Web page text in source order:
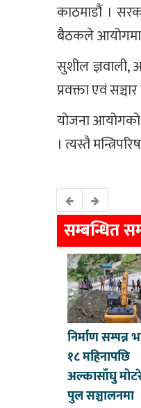
काठमाडौं ।
बैठकले आयोगमा
सुशील ज्ञवाली,
प्रवक्ता एवं
योजना आयोगको
। त्यस्तै
सम्बन्धित
निर्माण सम्पन्न
१८ महिनापछि
अल्कासाँघु
पुल सञ्चालनमा